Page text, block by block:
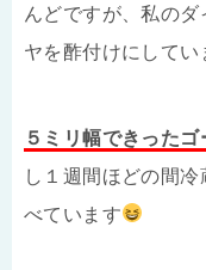
んどですが、私の
ヤを酢付けにしてい
５ミリ幅できった
し１週間ほどの間
べています